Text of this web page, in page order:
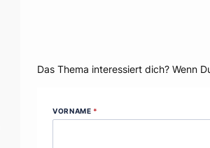
Das Thema interessiert dich? Wenn
VORNAME *